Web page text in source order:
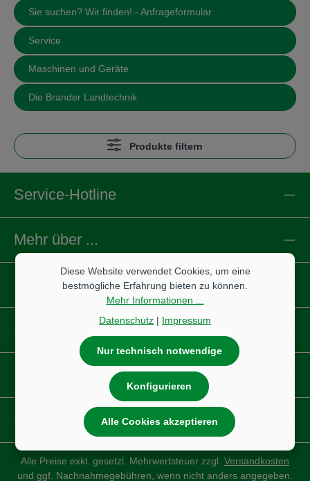
Sie suchen? Wir finden! - Anfrageformular
Service
Maschinen und Geräte
Die Brander Landtechnik
Produkte filtern
Service-Hotline
Mehr über ...
Informationen
Unsere Partnershops
Alle Preise exkl. gesetzl. Mehrwertsteuer zzgl. Versandkosten
und ggf. Nachnahmegebühren, wenn nicht anders angegeben.
Diese Website verwendet Cookies, um eine
bestmögliche Erfahrung bieten zu können.
Mehr Informationen ...
Datenschutz | Impressum
Nur technisch notwendige
Konfigurieren
Alle Cookies akzeptieren